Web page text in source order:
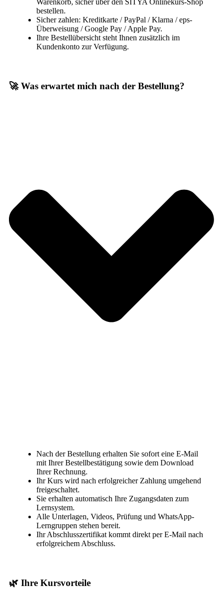
Warenkorb, sicher über den SITYA Onlinekurs-Shop
bestellen.
Sicher zahlen: Kreditkarte / PayPal / Klarna / eps-
Überweisung / Google Pay / Apple Pay.
Ihre Bestellübersicht steht Ihnen zusätzlich im
Kundenkonto zur Verfügung.
🚀 Was erwartet mich nach der Bestellung?
Nach der Bestellung erhalten Sie sofort eine E-Mail
mit Ihrer Bestellbestätigung sowie dem Download
Ihrer Rechnung.
Ihr Kurs wird nach erfolgreicher Zahlung umgehend
freigeschaltet.
Sie erhalten automatisch Ihre Zugangsdaten zum
Lernsystem.
Alle Unterlagen, Videos, Prüfung und WhatsApp-
Lerngruppen stehen bereit.
Ihr Abschlusszertifikat kommt direkt per E-Mail nach
erfolgreichem Abschluss.
🌿 Ihre Kursvorteile